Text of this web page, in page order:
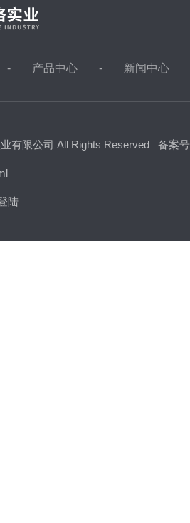
产品中心 新闻中心
有限公司 All Rights Reserved 备案
陆